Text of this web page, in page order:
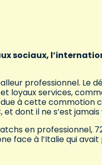
sociaux,
professionnel. Le
loyaux services,
à cette commotion
dont il ne s’est
en professionnel,
face à l’Italie qui